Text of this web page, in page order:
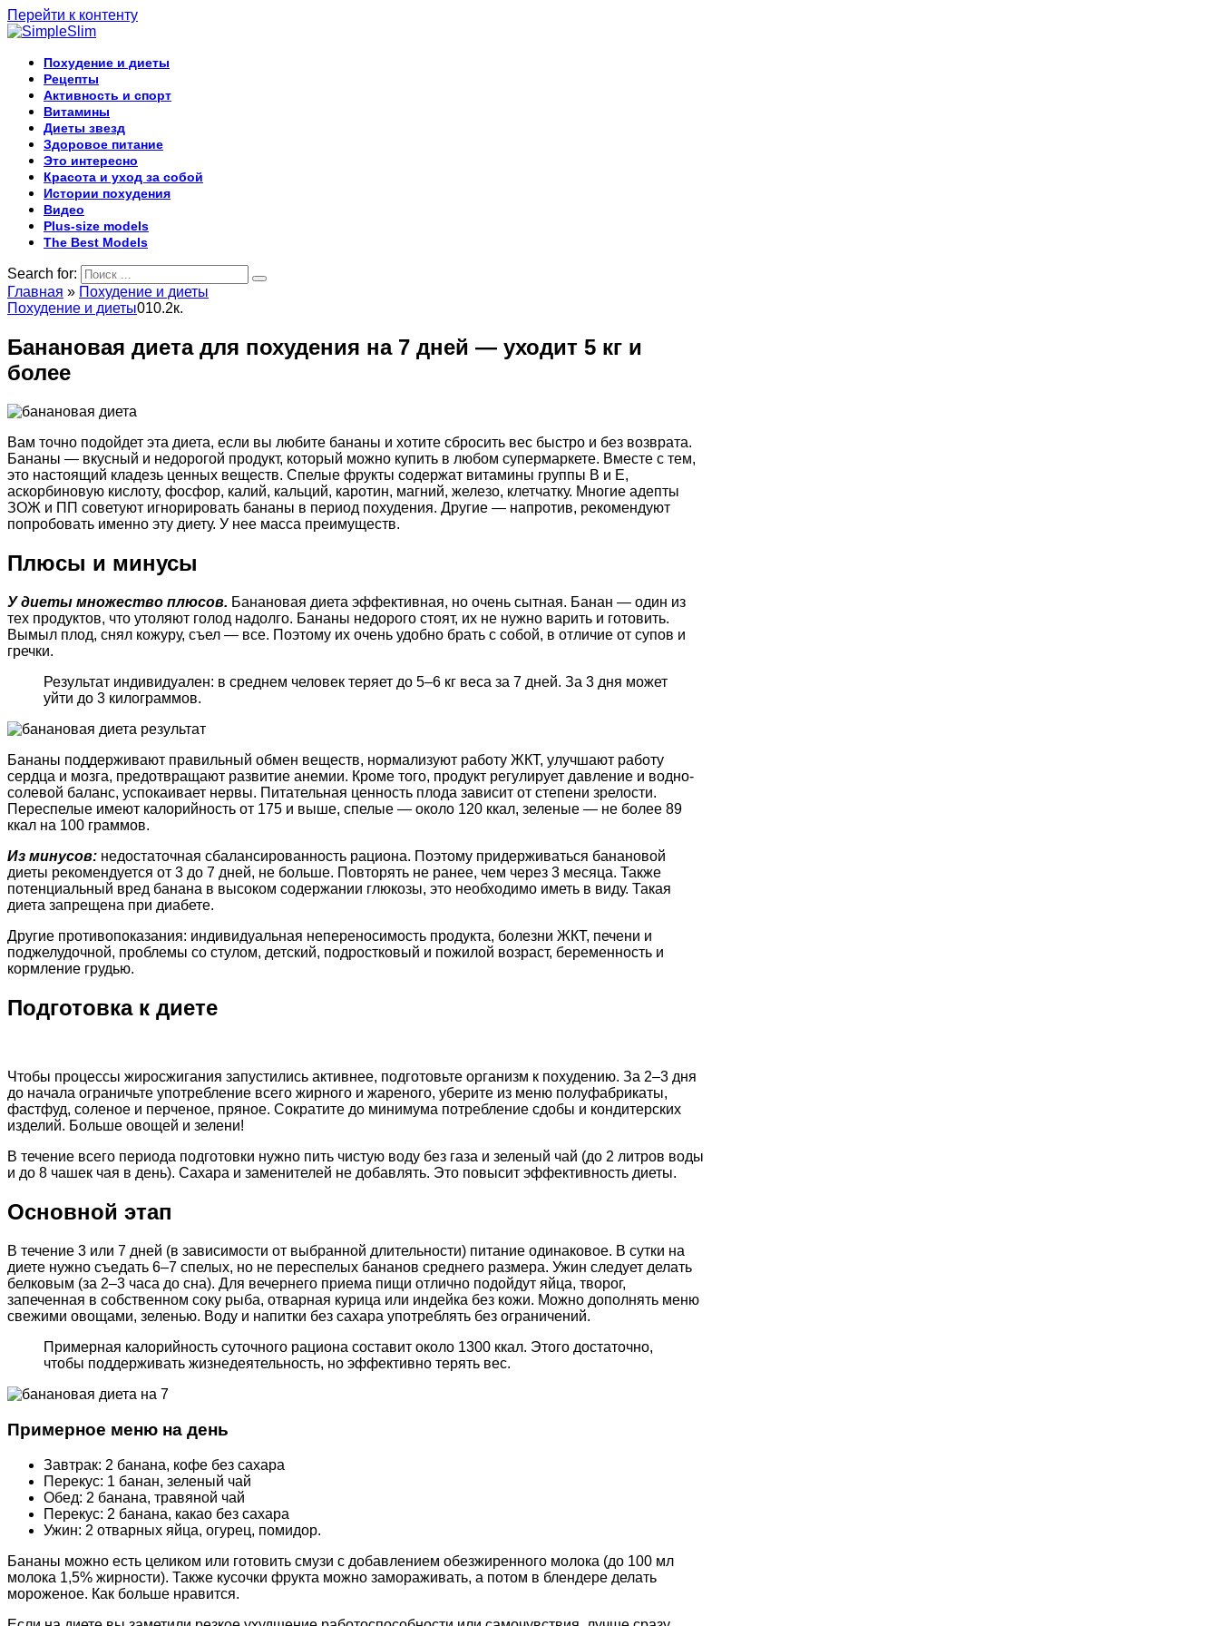
Перейти к контенту
Похудение и диеты
Рецепты
Активность и спорт
Витамины
Диеты звезд
Здоровое питание
Это интересно
Красота и уход за собой
Истории похудения
Видео
Plus-size models
The Best Models
Search for:
Главная » Похудение и диеты
Похудение и диеты010.2к.
Банановая диета для похудения на 7 дней — уходит 5 кг и
более
Вам точно подойдет эта диета, если вы любите бананы и хотите сбросить вес быстро и без возврата.
Бананы — вкусный и недорогой продукт, который можно купить в любом супермаркете. Вместе с тем,
это настоящий кладезь ценных веществ. Спелые фрукты содержат витамины группы В и Е,
аскорбиновую кислоту, фосфор, калий, кальций, каротин, магний, железо, клетчатку. Многие адепты
ЗОЖ и ПП советуют игнорировать бананы в период похудения. Другие — напротив, рекомендуют
попробовать именно эту диету. У нее масса преимуществ.
Плюсы и минусы
У диеты множество плюсов. Банановая диета эффективная, но очень сытная. Банан — один из
тех продуктов, что утоляют голод надолго. Бананы недорого стоят, их не нужно варить и готовить.
Вымыл плод, снял кожуру, съел — все. Поэтому их очень удобно брать с собой, в отличие от супов и
гречки.
Результат индивидуален: в среднем человек теряет до 5–6 кг веса за 7 дней. За 3 дня может
уйти до 3 килограммов.
Бананы поддерживают правильный обмен веществ, нормализуют работу ЖКТ, улучшают работу
сердца и мозга, предотвращают развитие анемии. Кроме того, продукт регулирует давление и водно-
солевой баланс, успокаивает нервы. Питательная ценность плода зависит от степени зрелости.
Переспелые имеют калорийность от 175 и выше, спелые — около 120 ккал, зеленые — не более 89
ккал на 100 граммов.
Из минусов: недостаточная сбалансированность рациона. Поэтому придерживаться банановой
диеты рекомендуется от 3 до 7 дней, не больше. Повторять не ранее, чем через 3 месяца. Также
потенциальный вред банана в высоком содержании глюкозы, это необходимо иметь в виду. Такая
диета запрещена при диабете.
Другие противопоказания: индивидуальная непереносимость продукта, болезни ЖКТ, печени и
поджелудочной, проблемы со стулом, детский, подростковый и пожилой возраст, беременность и
кормление грудью.
Подготовка к диете
Чтобы процессы жиросжигания запустились активнее, подготовьте организм к похудению. За 2–3 дня
до начала ограничьте употребление всего жирного и жареного, уберите из меню полуфабрикаты,
фастфуд, соленое и перченое, пряное. Сократите до минимума потребление сдобы и кондитерских
изделий. Больше овощей и зелени!
В течение всего периода подготовки нужно пить чистую воду без газа и зеленый чай (до 2 литров воды
и до 8 чашек чая в день). Сахара и заменителей не добавлять. Это повысит эффективность диеты.
Основной этап
В течение 3 или 7 дней (в зависимости от выбранной длительности) питание одинаковое. В сутки на
диете нужно съедать 6–7 спелых, но не переспелых бананов среднего размера. Ужин следует делать
белковым (за 2–3 часа до сна). Для вечернего приема пищи отлично подойдут яйца, творог,
запеченная в собственном соку рыба, отварная курица или индейка без кожи. Можно дополнять меню
свежими овощами, зеленью. Воду и напитки без сахара употреблять без ограничений.
Примерная калорийность суточного рациона составит около 1300 ккал. Этого достаточно,
чтобы поддерживать жизнедеятельность, но эффективно терять вес.
Примерное меню на день
Завтрак: 2 банана, кофе без сахара
Перекус: 1 банан, зеленый чай
Обед: 2 банана, травяной чай
Перекус: 2 банана, какао без сахара
Ужин: 2 отварных яйца, огурец, помидор.
Бананы можно есть целиком или готовить смузи с добавлением обезжиренного молока (до 100 мл
молока 1,5% жирности). Также кусочки фрукта можно замораживать, а потом в блендере делать
мороженое. Как больше нравится.